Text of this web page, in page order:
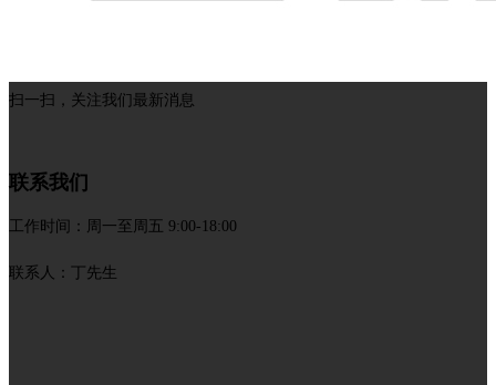
扫一扫，关注我们最新消息
联系我们
工作时间：周一至周五 9:00-18:00
联系人：丁先生